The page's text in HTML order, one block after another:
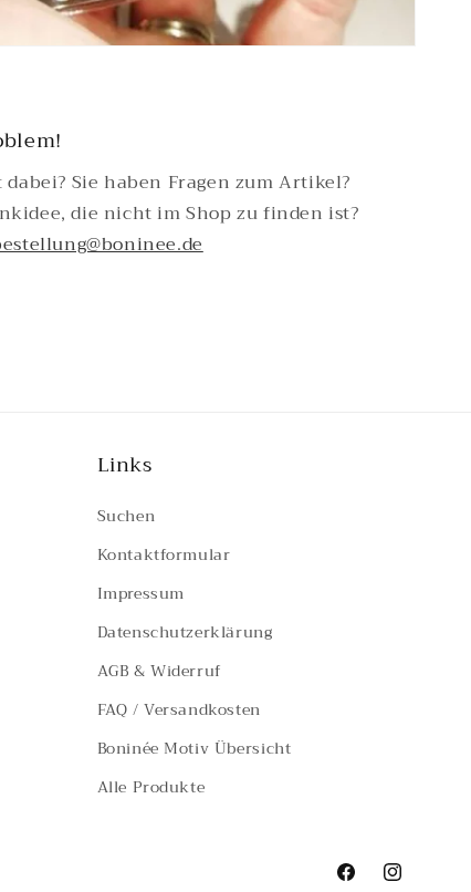
Sie haben Fragen zum Artikel?
die nicht im Shop zu finden ist?
Links
Suchen
Kontaktformular
Impressum
Datenschutzerklärung
AGB & Widerruf
FAQ / Versandkosten
Boninée Motiv Übersicht
Alle Produkte
FacebookInstagram